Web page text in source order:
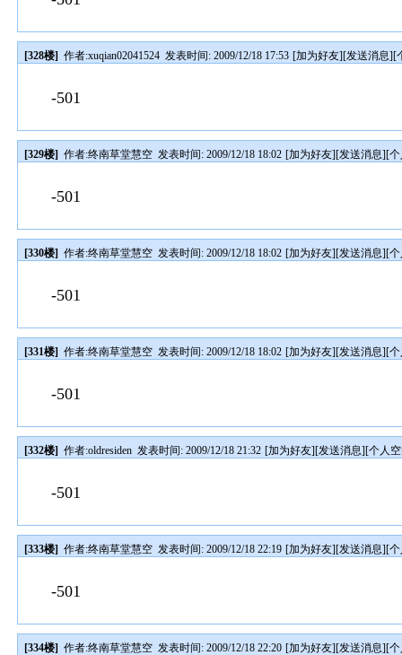
[328楼] 作者:xuqian02041524 发表时间: 2009/12/18 17:53 [加为好友][发送消息][
-501
[329楼] 作者:终南草堂慧空 发表时间: 2009/12/18 18:02 [加为好友][发送消息][
-501
[330楼] 作者:终南草堂慧空 发表时间: 2009/12/18 18:02 [加为好友][发送消息][
-501
[331楼] 作者:终南草堂慧空 发表时间: 2009/12/18 18:02 [加为好友][发送消息][
-501
[332楼] 作者:oldresiden 发表时间: 2009/12/18 21:32 [加为好友][发送消息][个人
-501
[333楼] 作者:终南草堂慧空 发表时间: 2009/12/18 22:19 [加为好友][发送消息][
-501
[334楼] 作者:终南草堂慧空 发表时间: 2009/12/18 22:20 [加为好友][发送消息][